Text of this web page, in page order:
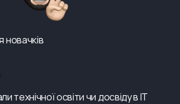
новачків
технічної освіти чи досвіду в ІТ